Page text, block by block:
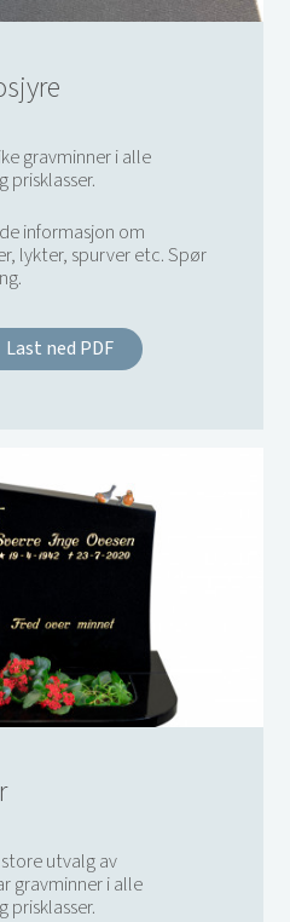
gravminner i alle
prisklasser.
informasjon om
lykter, spurver etc. Spør
Last ned PDF
utvalg av
gravminner i alle
prisklasser.